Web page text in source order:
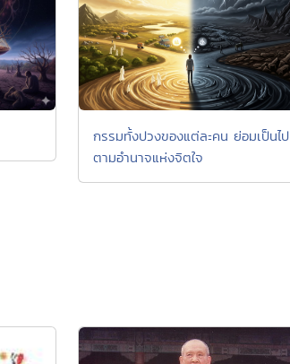
กรรมทั้งปวงของแต่ละคน ย่อมเป็นไป
ตามอำนาจแห่งจิตใจ